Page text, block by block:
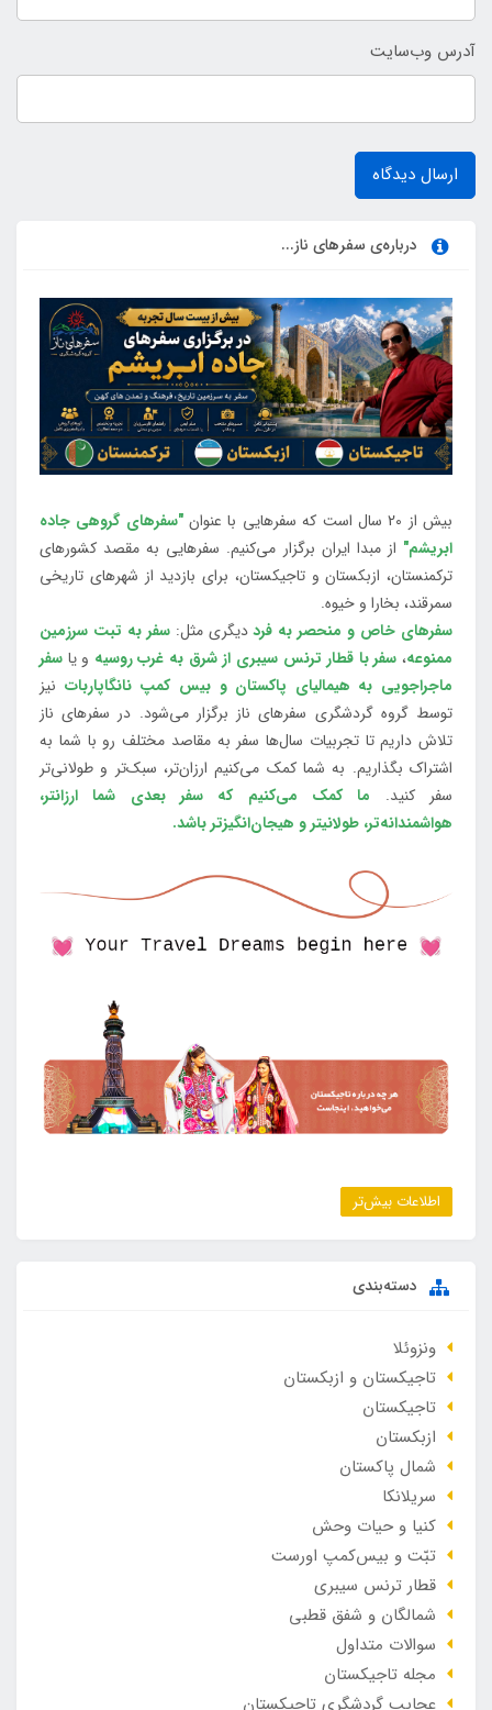
آدرس وب‌سایت
ارسال دیدگاه
درباره‌ی سفرهای ناز...
بیش از 20 سال است که سفرهایی با عنوان
"سفرهای گروهی جاده
ابریشم" از مبدا ایران برگزار می‌کنیم. سفرهایی به مقصد کشورهای
ترکمنستان، ازبکستان و تاجیکستان، برای بازدید از شهرهای تاریخی
سمرقند، بخارا و خیوه.
سفرهای خاص و منحصر به فرددیگری مثل:سفر به تبت سرزمین
ممنوعه، سفر با قطار ترنس سیبری از شرق به غرب روسیه و یا سفر
ماجراجویی به هیمالیای پاکستان و بیس کمپ نانگاپاربات نیز
توسط گروه گردشگری سفرهای ناز برگزار می‌شود. در سفرهای ناز
تلاش داریم تا تجربیات سال‌ها سفر به مقاصد مختلف رو با شما به
اشتراک بگذاریم. به شما کمک می‌کنیم ارزان‌تر، سبک‌تر و طولانی‌تر
سفر کنید. ما کمک می‌کنیم که سفر بعدی شما ارزانتر،
هواشمندانه‌تر، طولانی‎تر و هیجان‌انگیزتر باشد.
اطلاعات بیش‌تر
دسته‌بندی
ونزوئلا
تاجیکستان و ازبکستان
تاجیکستان
ازبکستان
شمال پاکستان
سریلانکا
کنیا و حیات وحش
تبّت و بیس‌کمپ اورست
قطار ترنس سیبری
شمالگان و شفق قطبی
سوالات متداول
مجله تاجیکستان
عجایب گردشگری تاجیکستان